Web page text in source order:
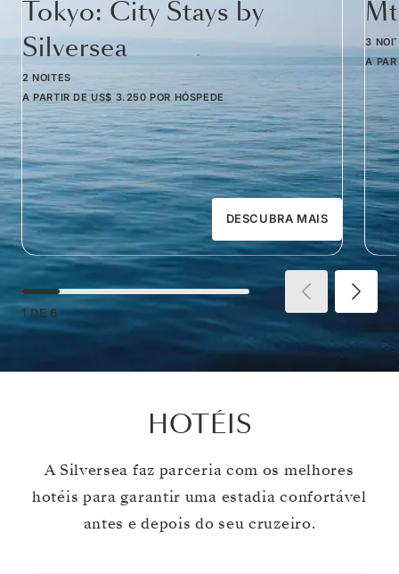
Tokyo: City Stays by
Silversea
2 NOITES
A PARTIR DE US$ 3.250 POR HÓSPEDE
DESCUBRA MAIS
3
A
1 DE 6
HOTÉIS
A Silversea faz parceria com os melhores
hotéis para garantir uma estadia confortável
antes e depois do seu cruzeiro.